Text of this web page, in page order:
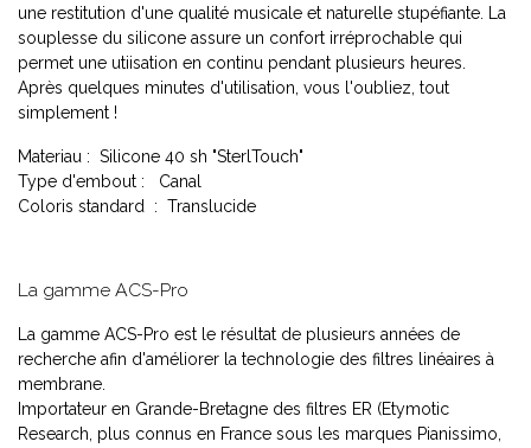
une restitution d'une qualité musicale et naturelle stupéfiante. La
souplesse du silicone assure un confort irréprochable qui
permet une utiisation en continu pendant plusieurs heures.
Après quelques minutes d'utilisation, vous l'oubliez, tout
simplement !
Materiau : Silicone 40 sh "SterlTouch"
Type d'embout : Canal
Coloris standard : Translucide
La gamme ACS-Pro
La gamme ACS-Pro est le résultat de plusieurs années de
recherche afin d'améliorer la technologie des filtres linéaires à
membrane.
Importateur en Grande-Bretagne des filtres ER (Etymotic
Research, plus connus en France sous les marques Pianissimo,